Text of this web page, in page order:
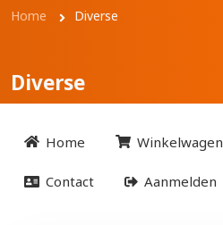
Kruimelpad
Home Diverse
Diverse
Home Winkelwagen
Contact Aanmelden